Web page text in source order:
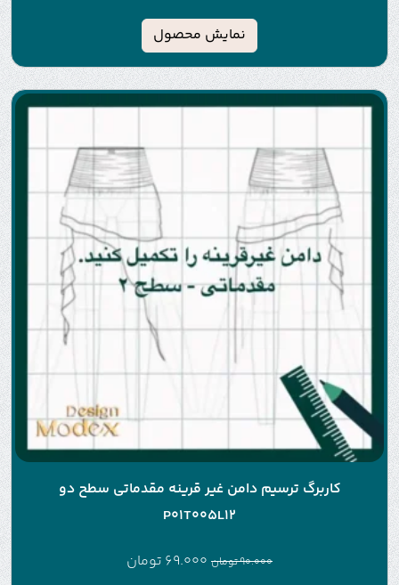
نمایش محصول
کاربرگ ترسیم دامن غیر قرینه مقدماتی سطح دو
P01T005L12
90.000تومان 69.000 تومان